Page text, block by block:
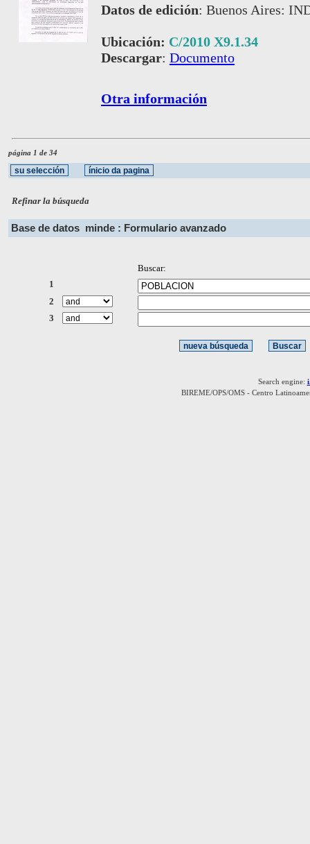
Datos de edición: Buenos Aires:
Ubicación: C/2010 X9.1.34
Descargar: Documento
Otra información
página 1 de 34
Refinar la búsqueda
Base de datos minde : Formulario avanzado
Buscar:
1
2
3
Search engine:
BIREME/OPS/OMS - Centro